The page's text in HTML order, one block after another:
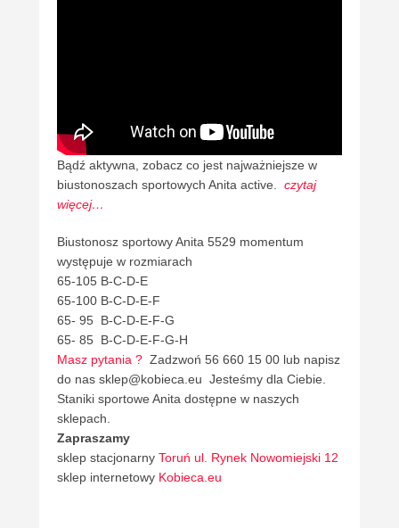
Bądź aktywna, zobacz co jest najważniejsze w
biustonoszach sportowych Anita active. czytaj
więcej…
Biustonosz sportowy Anita 5529 momentum
występuje w rozmiarach
65-105 B-C-D-E
65-100 B-C-D-E-F
65- 95 B-C-D-E-F-G
65- 85 B-C-D-E-F-G-H
Masz pytania ? Zadzwoń 56 660 15 00 lub napisz
do nas sklep@kobieca.eu Jesteśmy dla Ciebie.
Staniki sportowe Anita dostępne w naszych
sklepach.
Zapraszamy
sklep stacjonarny Toruń ul. Rynek Nowomiejski 12
sklep internetowy Kobieca.eu